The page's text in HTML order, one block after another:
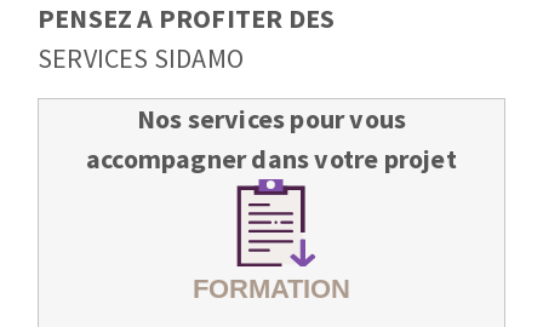
PENSEZ A PROFITER DES
SERVICES SIDAMO
Nos services pour vous
accompagner dans votre projet